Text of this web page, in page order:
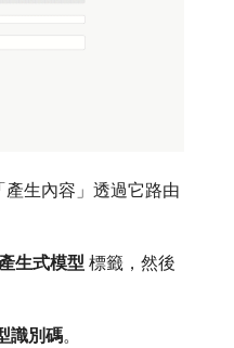
生內容」透過它路由
產生式模型 ​標籤，然後
識別碼。